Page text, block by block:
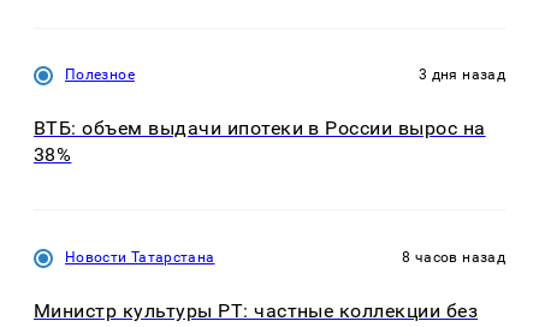
Полезное 3 дня назад
ВТБ: объем выдачи ипотеки в России вырос на
38%
Новости Татарстана 8 часов назад
Министр культуры РТ: частные коллекции без